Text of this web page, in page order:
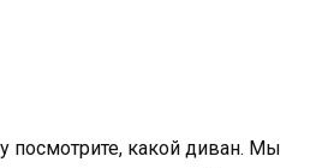
посмотрите, какой диван. Мы